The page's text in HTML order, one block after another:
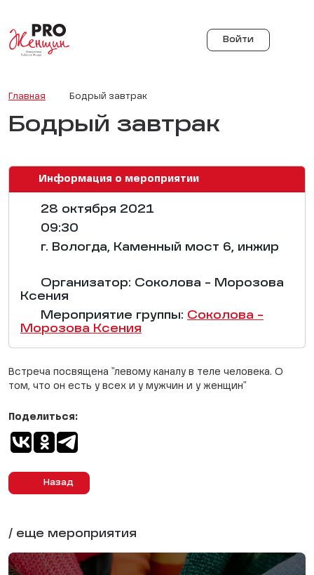
Войти
Главная Бодрый завтрак
Бодрый завтрак
Информация о мероприятии
28 октября 2021
09:30
г. Вологда, Каменный мост 6, инжир
Организатор: Соколова - Морозова
Ксения
Мероприятие группы: Соколова -
Морозова Ксения
Встреча посвящена "левому каналу в теле человека. О
том, что он есть у всех и у мужчин и у женщин"
Назад
Поделиться:
/ еще мероприятия